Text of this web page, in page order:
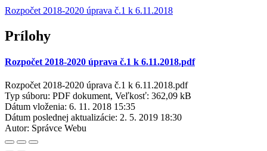
Rozpočet 2018-2020 úprava č.1 k 6.11.2018
Prílohy
Rozpočet 2018-2020 úprava č.1 k 6.11.2018.pdf
Rozpočet 2018-2020 úprava č.1 k 6.11.2018.pdf
Typ súboru: PDF dokument, Veľkosť: 362,09 kB
Dátum vloženia: 6. 11. 2018 15:35
Dátum poslednej aktualizácie: 2. 5. 2019 18:30
Autor: Správce Webu